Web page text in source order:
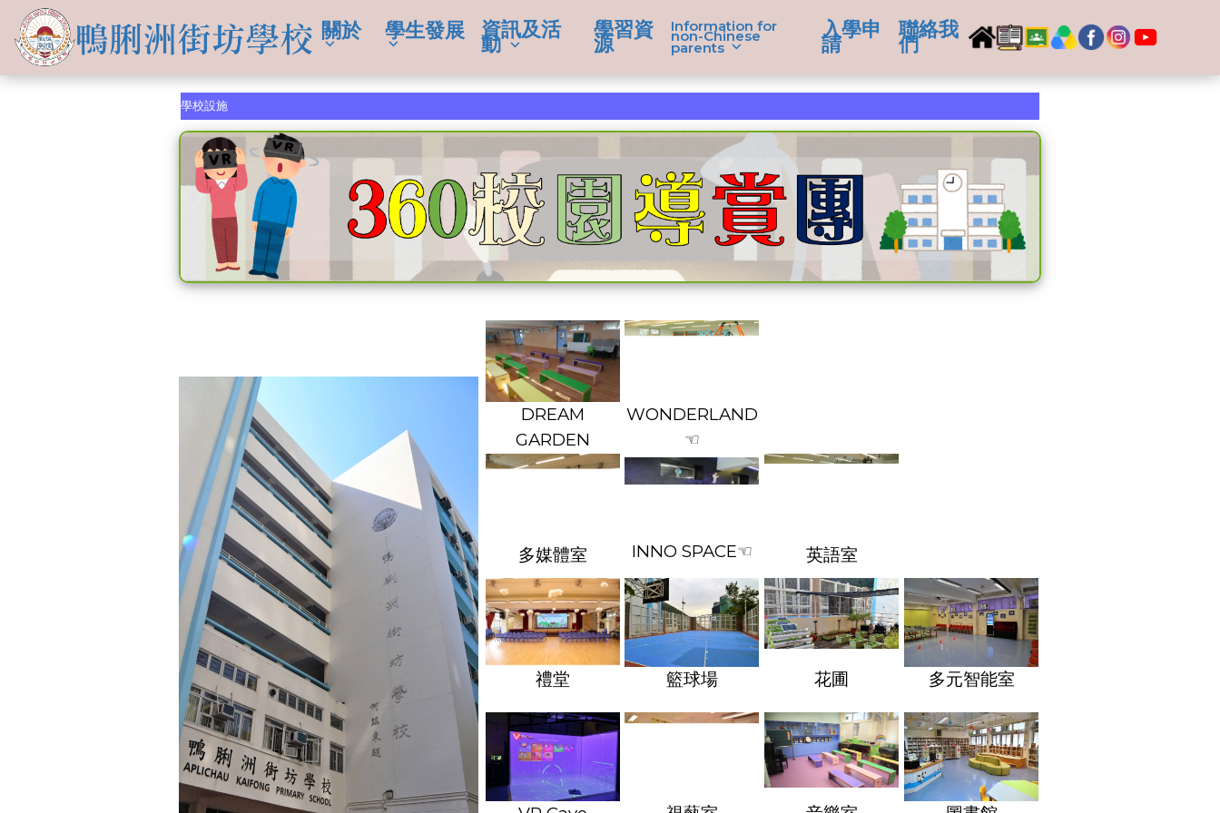
關於 學生發展
學生成就
資訊及活
動
學習資
源
Information for
non-Chinese
parents
入學申
請
聯絡我
們
學校設施
DREAM
GARDEN
WONDERLAND
☜
多媒體室 INNO SPACE☜ 英語室
禮堂 籃球場 花圃 多元智能室